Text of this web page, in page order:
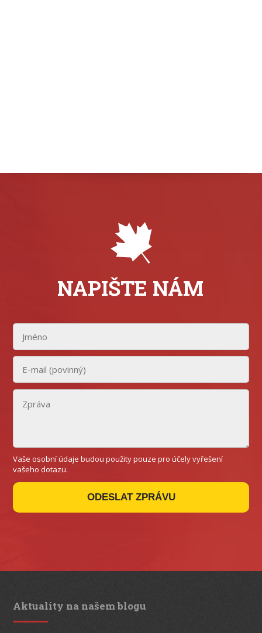
NAPIŠTE NÁM
Vaše osobní údaje budou použity pouze pro účely vyřešení
vašeho dotazu.
ODESLAT ZPRÁVU
Aktuality na našem blogu